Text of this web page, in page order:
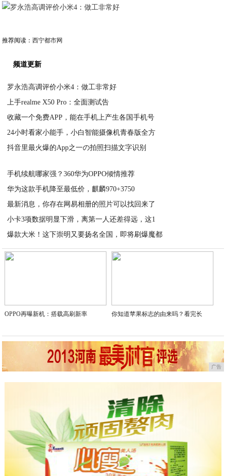
推荐阅读：西宁都市网
频道更新
罗永浩高调评价小米4：做工非常好
上手realme X50 Pro：全面测试告
收藏一个免费APP，能在手机上产生各国手机号
24小时看家小能手，小白智能摄像机青春版全方
抖音里最火爆的App之一の拍照扫描文字识别
手机续航哪家强？360华为OPPO倾情推荐
华为这款手机降至最低价，麒麟970+3750
最新消息，你存在网易相册的照片可以找回来了
小卡3项数据明显下滑，离第一人还差得远，这1
爆款大米！这下崇明又要扬名全国，即将刷爆魔都
2020-07-20
OPPO再曝新机：搭载高刷新率 你知道苹果标志的由来吗？看完长
广告